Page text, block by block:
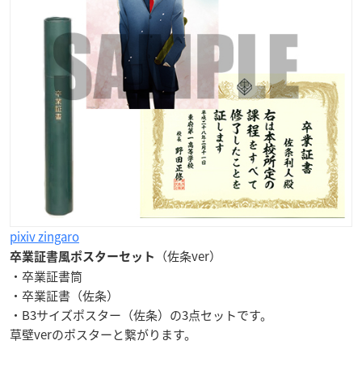
pixiv zingaro
卒業証書風ポスターセット
（佐条ver）
・卒業証書筒
・卒業証書（佐条）
・B3サイズポスター（佐条）の3点セットです。
草壁verのポスターと繋がります。